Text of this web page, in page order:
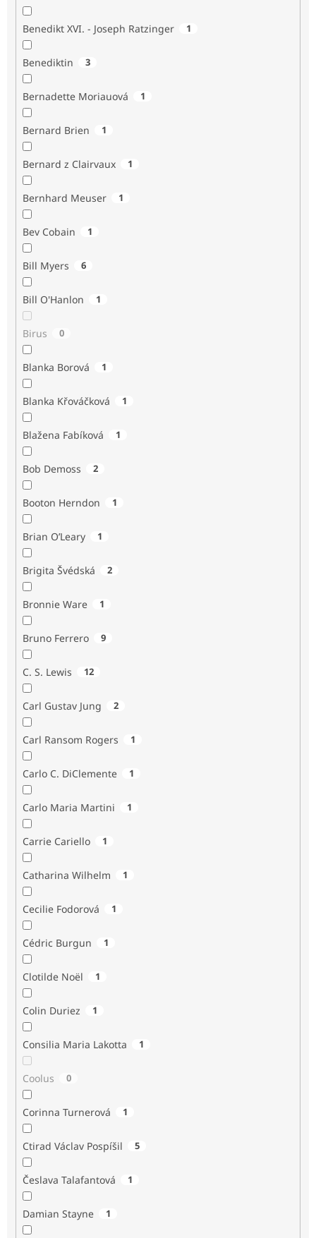
Benedikt XVI. - Joseph Ratzinger 1
Benediktin 3
Bernadette Moriauová 1
Bernard Brien 1
Bernard z Clairvaux 1
Bernhard Meuser 1
Bev Cobain 1
Bill Myers 6
Bill O'Hanlon 1
Birus 0
Blanka Borová 1
Blanka Křováčková 1
Blažena Fabíková 1
Bob Demoss 2
Booton Herndon 1
Brian O’Leary 1
Brigita Švédská 2
Bronnie Ware 1
Bruno Ferrero 9
C. S. Lewis 12
Carl Gustav Jung 2
Carl Ransom Rogers 1
Carlo C. DiClemente 1
Carlo Maria Martini 1
Carrie Cariello 1
Catharina Wilhelm 1
Cecilie Fodorová 1
Cédric Burgun 1
Clotilde Noël 1
Colin Duriez 1
Consilia Maria Lakotta 1
Coolus 0
Corinna Turnerová 1
Ctirad Václav Pospíšil 5
Česlava Talafantová 1
Damian Stayne 1